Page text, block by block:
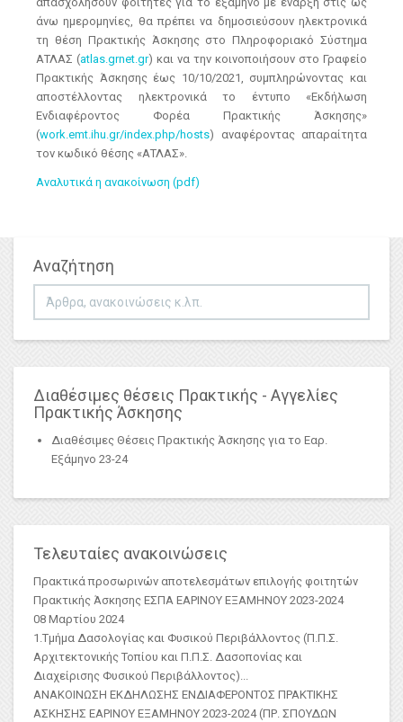
άνω ημερομηνίες, θα πρέπει να δημοσιεύσουν ηλεκτρονικά
τη θέση Πρακτικής Άσκησης στο Πληροφοριακό Σύστημα
ΑΤΛΑΣ (atlas.grnet.gr) και να την κοινοποιήσουν στο Γραφείο
Πρακτικής Άσκησης έως 10/10/2021, συμπληρώνοντας και
αποστέλλοντας ηλεκτρονικά το έντυπο «Εκδήλωση
Ενδιαφέροντος Φορέα Πρακτικής Άσκησης»
(work.emt.ihu.gr/index.php/hosts) αναφέροντας απαραίτητα
τον κωδικό θέσης «ΑΤΛΑΣ».
Αναλυτικά η ανακοίνωση (pdf)
Αναζήτηση
Αναζήτηση...
Διαθέσιμες θέσεις Πρακτικής - Αγγελίες
Πρακτικής Άσκησης
Διαθέσιμες Θέσεις Πρακτικής Άσκησης για το Εαρ.
Εξάμηνο 23-24
Τελευταίες ανακοινώσεις
Πρακτικά προσωρινών αποτελεσμάτων επιλογής φοιτητών
Πρακτικής Άσκησης ΕΣΠΑ ΕΑΡΙΝΟΥ ΕΞΑΜΗΝΟΥ 2023-2024
08 Μαρτίου 2024
1.Τμήμα Δασολογίας και Φυσικού Περιβάλλοντος (Π.Π.Σ.
Αρχιτεκτονικής Τοπίου και Π.Π.Σ. Δασοπονίας και
Διαχείρισης Φυσικού Περιβάλλοντος)...
ΑΝΑΚΟΙΝΩΣΗ ΕΚΔΗΛΩΣΗΣ ΕΝΔΙΑΦΕΡΟΝΤΟΣ ΠΡΑΚΤΙΚΗΣ
ΑΣKΗΣΗΣ ΕΑΡΙΝΟΥ ΕΞΑΜΗΝΟΥ 2023-2024 (ΠΡ. ΣΠΟΥΔΩΝ